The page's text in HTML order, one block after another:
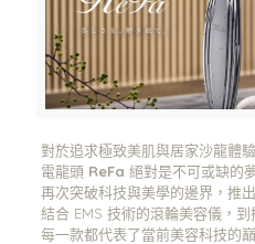
對於追求極致美肌與居家沙龍體
電龍頭 ReFa 絕對是不可或缺的
再次突破科技與美學的邊界，推
結合 EMS 技術的滾輪美容儀，
每一款都代表了當前美容科技的